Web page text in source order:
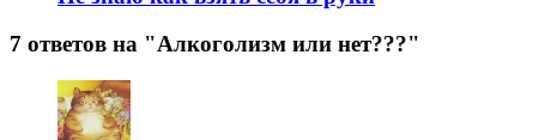
7 ответов на "Алкоголизм или нет???"